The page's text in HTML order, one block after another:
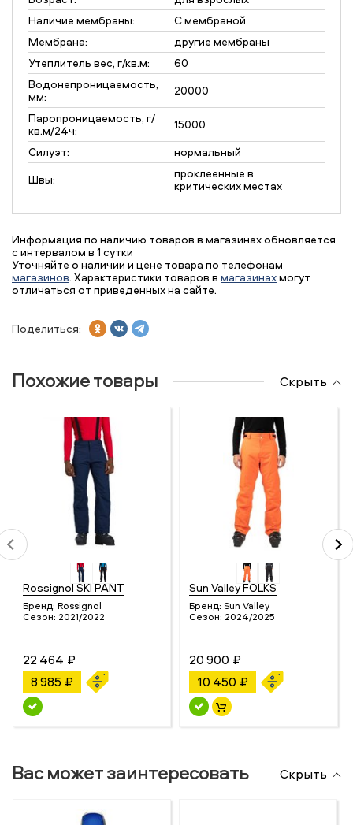
Наличие мембраны:
С мембраной
Мембрана:
другие мембраны
Утеплитель вес, г/кв.м:
60
Водонепроницаемость,
мм:
20000
Паропроницаемость, г/
кв.м/24ч:
15000
Силуэт:
нормальный
Швы:
проклеенные в
критических местах
Информация по наличию товаров в магазинах обновляется
с интервалом в 1 сутки
Уточняйте о наличии и цене товара по телефонам
магазинов. Характеристики товаров в магазинахмогут
отличаться от приведенных на сайте.
Поделиться:
Похожие товары Скрыть
Rossignol SKI PANT
Бренд: Rossignol
Сезон: 2021/2022
22 464 ₽
8 985 ₽
Sun Valley FOLKS
Бренд: Sun Valley
Сезон: 2024/2025
20 900 ₽
10 450 ₽
Вас может заинтересовать Скрыть